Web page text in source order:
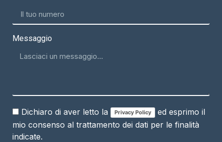
Messaggio
Dichiaro di aver letto la Privacy Policy
ed esprimo il
mio consenso al trattamento dei dati per le finalità
indicate.